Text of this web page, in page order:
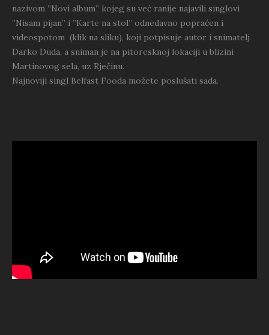
nazivom ”Novi album” kojeg su već ranije najavili singlovi
”Nisam pijan” i ”Karte na stol” odnedavno popraćen i
videospotom (klik na sliku), koji potpisuje autor i snimatelj
Darko Duda, a sniman je na pitoresknoj lokaciji u blizini
Martinovog sela, uz Rječinu.
Najnoviji singl Belfast Fooda možete poslušati sada.